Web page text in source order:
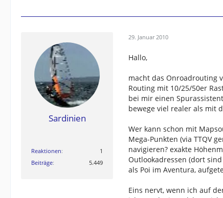
Sardinien
Reaktionen
1
Beiträge
5.449
29. Januar 2010
Hallo,
macht das Onroadrouting
Routing mit 10/25/50er
bei mir einen
bewege viel realer als mit
Wer kann schon mit
Mega-Punkten (via TTQV
navigieren? exakte
Outlookadressen (dort
als Poi im Aventura,
Eins nervt, wenn ich auf